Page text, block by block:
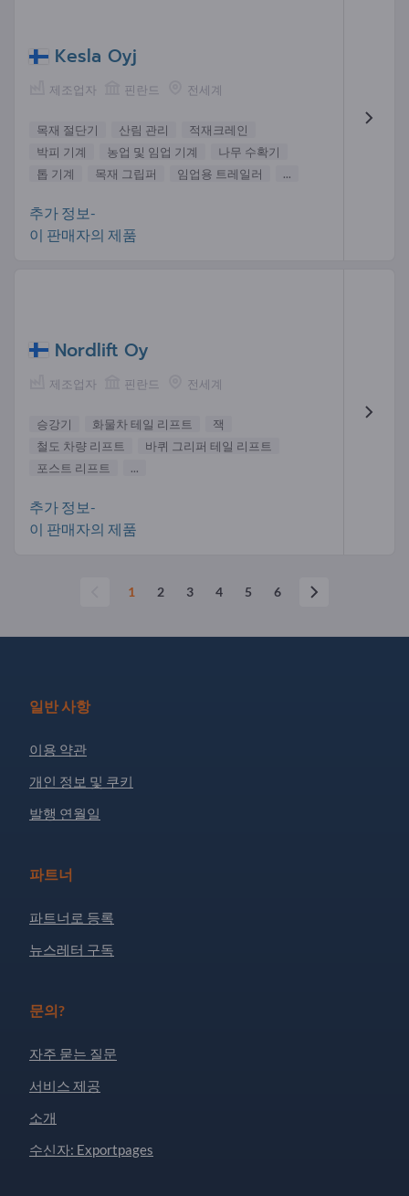
Kesla Oyj
제조업자 핀란드 전세계
목재 절단기 산림 관리
적재크레인
박피 기계
농업 및 임업 기계
나무 수확기
톱 기계
목재 그립퍼 임업용 트레일러 ...
추가 정보-
이 판매자의 제품
Nordlift Oy
제조업자 핀란드 전세계
승강기 화물차 테일 리프트
잭
철도 차량 리프트
바퀴 그리퍼 테일 리프트
포스트 리프트
...
추가 정보-
이 판매자의 제품
1 2 3 4 5 6
일반 사항
이용 약관
개인 정보 및 쿠키
발행 연월일
파트너
파트너로 등록
뉴스레터 구독
문의?
자주 묻는 질문
서비스 제공
소개
수신자: Exportpages